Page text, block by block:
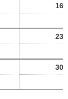
16
23
30